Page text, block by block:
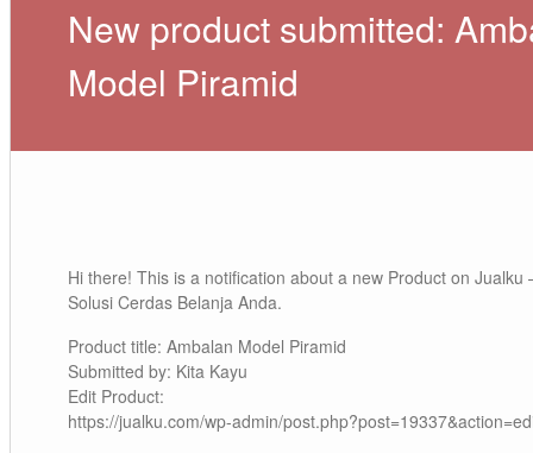
New product submitted:
Model Piramid
Hi there! This is a notification about a new Product on Jualku
Solusi Cerdas Belanja Anda.
Product title: Ambalan Model Piramid
Submitted by: Kita Kayu
Edit Product:
https://jualku.com/wp-admin/